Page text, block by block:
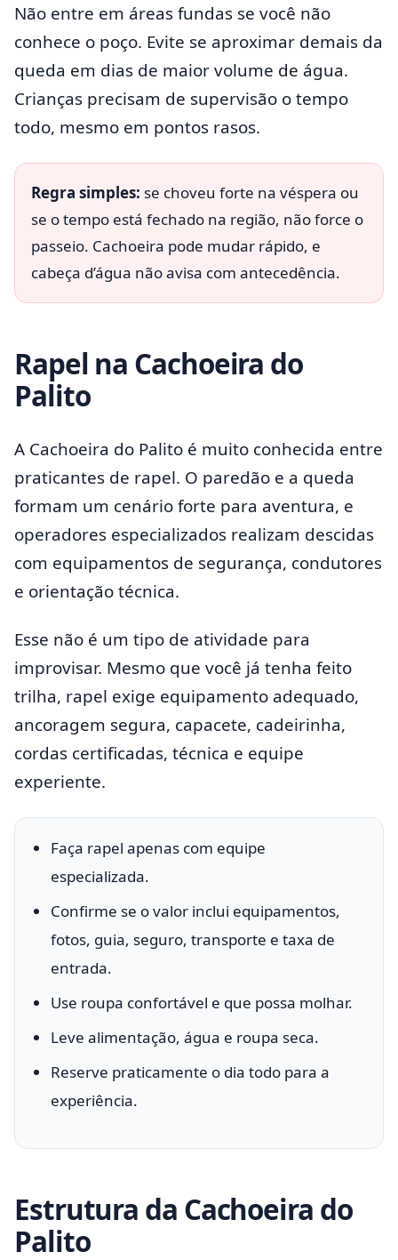
Não entre em áreas fundas se você não
conhece o poço. Evite se aproximar demais da
queda em dias de maior volume de água.
Crianças precisam de supervisão o tempo
todo, mesmo em pontos rasos.
Regra simples: se choveu forte na véspera ou
se o tempo está fechado na região, não force o
passeio. Cachoeira pode mudar rápido, e
cabeça d’água não avisa com antecedência.
Rapel na Cachoeira do
Palito
A Cachoeira do Palito é muito conhecida entre
praticantes de rapel. O paredão e a queda
formam um cenário forte para aventura, e
operadores especializados realizam descidas
com equipamentos de segurança, condutores
e orientação técnica.
Esse não é um tipo de atividade para
improvisar. Mesmo que você já tenha feito
trilha, rapel exige equipamento adequado,
ancoragem segura, capacete, cadeirinha,
cordas certificadas, técnica e equipe
experiente.
Faça rapel apenas com equipe
especializada.
Confirme se o valor inclui equipamentos,
fotos, guia, seguro, transporte e taxa de
entrada.
Use roupa confortável e que possa molhar.
Leve alimentação, água e roupa seca.
Reserve praticamente o dia todo para a
experiência.
Estrutura da Cachoeira do
Palito